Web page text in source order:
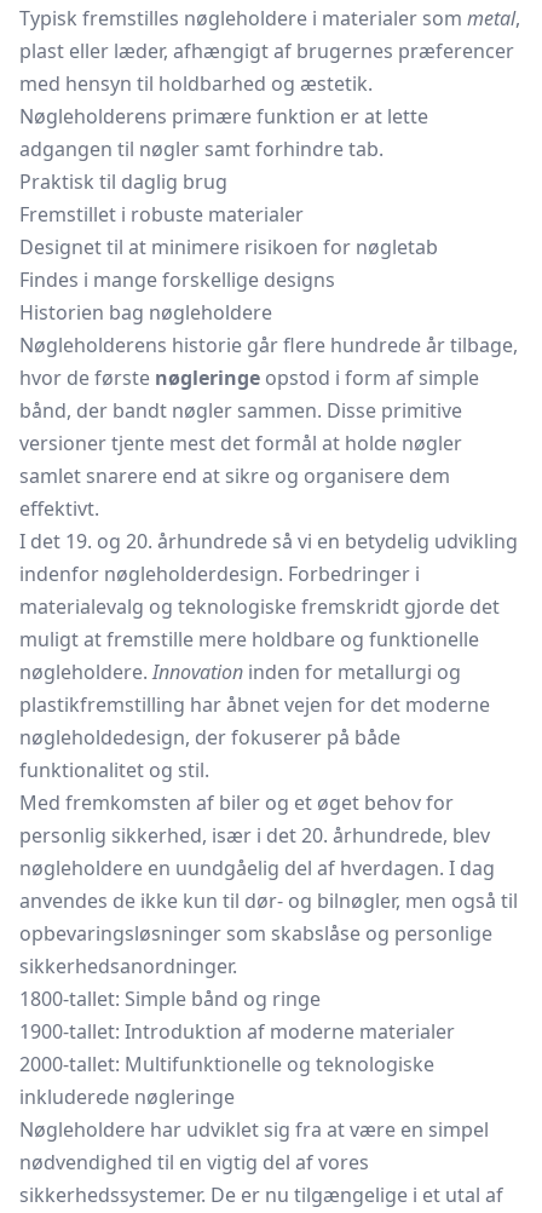
Typisk fremstilles nøgleholdere i materialer som metal,
plast eller læder, afhængigt af brugernes præferencer
med hensyn til holdbarhed og æstetik.
Nøgleholderens primære funktion er at lette
adgangen til nøgler samt forhindre tab.
Praktisk til daglig brug
Fremstillet i robuste materialer
Designet til at minimere risikoen for nøgletab
Findes i mange forskellige designs
Historien bag nøgleholdere
Nøgleholderens historie går flere hundrede år tilbage,
hvor de første nøgleringe opstod i form af simple
bånd, der bandt nøgler sammen. Disse primitive
versioner tjente mest det formål at holde nøgler
samlet snarere end at sikre og organisere dem
effektivt.
I det 19. og 20. århundrede så vi en betydelig udvikling
indenfor nøgleholderdesign. Forbedringer i
materialevalg og teknologiske fremskridt gjorde det
muligt at fremstille mere holdbare og funktionelle
nøgleholdere.Innovation inden for metallurgi og
plastikfremstilling har åbnet vejen for det moderne
nøgleholdedesign, der fokuserer på både
funktionalitet og stil.
Med fremkomsten af biler og et øget behov for
personlig sikkerhed, især i det 20. århundrede, blev
nøgleholdere en uundgåelig del af hverdagen. I dag
anvendes de ikke kun til dør- og bilnøgler, men også til
opbevaringsløsninger som skabslåse og personlige
sikkerhedsanordninger.
1800-tallet: Simple bånd og ringe
1900-tallet: Introduktion af moderne materialer
2000-tallet: Multifunktionelle og teknologiske
inkluderede nøgleringe
Nøgleholdere har udviklet sig fra at være en simpel
nødvendighed til en vigtig del af vores
sikkerhedssystemer. De er nu tilgængelige i et utal af